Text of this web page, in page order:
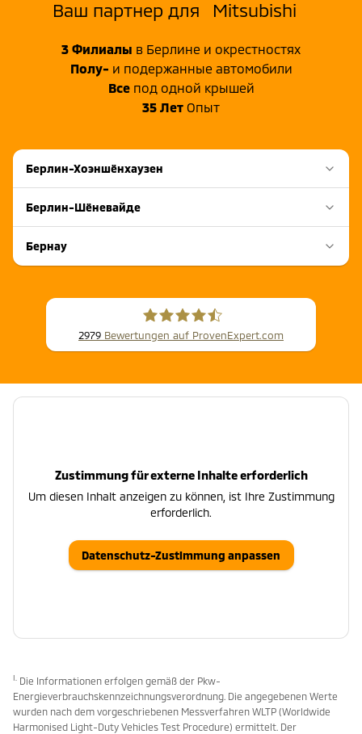
Ваш партнер для Mitsubishi
3 Филиалы в Берлине и окрестностях
Полу- и подержанные автомобили
Все под одной крышей
35 Лет Опыт
Берлин-Хоэншёнхаузен
Берлин-Шёневайде
Бернау
2979 Bewertungen auf ProvenExpert.com
Zustimmung für externe Inhalte erforderlich
Um diesen Inhalt anzeigen zu können, ist Ihre Zustimmung
erforderlich.
Datenschutz-Zustimmung anpassen
I. Die Informationen erfolgen gemäß der Pkw-
Energieverbrauchskennzeichnungsverordnung. Die angegebenen Werte
wurden nach dem vorgeschriebenen Messverfahren WLTP (Worldwide
Harmonised Light-Duty Vehicles Test Procedure) ermittelt. Der